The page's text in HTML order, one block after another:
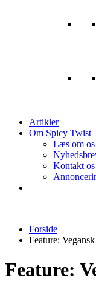
Artikler
Om Spicy Twist
Læs om os
Kontakt os
Forside
Feature:
Feature: